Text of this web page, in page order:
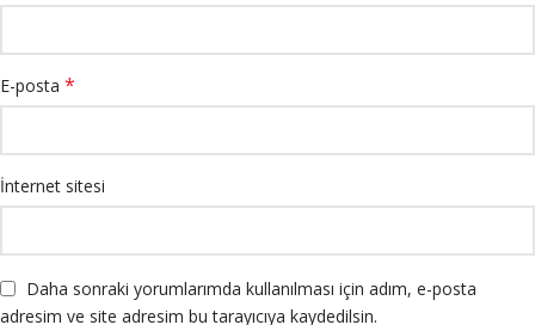
E-posta *
İnternet sitesi
Daha sonraki yorumlarımda kullanılması için adım, e-posta
adresim ve site adresim bu tarayıcıya kaydedilsin.